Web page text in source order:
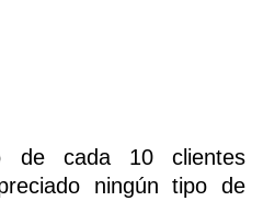
de cada 10 clientes
ningún tipo de